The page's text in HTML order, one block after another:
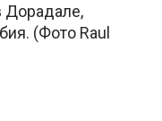
Дорадале,
(Фото Raul